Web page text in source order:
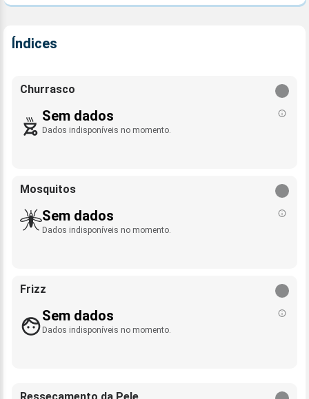
Índices
Churrasco
Sem dados
Dados indisponíveis no momento.
Mosquitos
Sem dados
Dados indisponíveis no momento.
Frizz
Sem dados
Dados indisponíveis no momento.